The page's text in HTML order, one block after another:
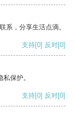
系，分享生活点滴。
支持[0] 反对[0]
保护。
支持[0] 反对[0]